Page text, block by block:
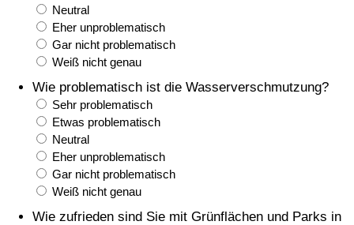
Neutral
Eher unproblematisch
Gar nicht problematisch
Weiß nicht genau
Wie problematisch ist die Wasserverschmutzung?
Sehr problematisch
Etwas problematisch
Neutral
Eher unproblematisch
Gar nicht problematisch
Weiß nicht genau
Wie zufrieden sind Sie mit Grünflächen und Parks in
Verkehrs-Index nach Land